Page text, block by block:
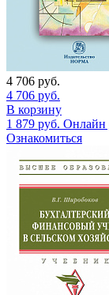
4 706 руб.
4 706 руб.
В корзину
1 879 руб. Онлайн
Ознакомиться